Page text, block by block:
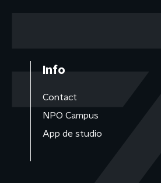
Info
Contact
NPO Campus
App de studio